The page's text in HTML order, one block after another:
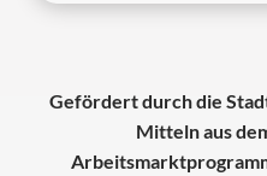
Gefördert durch die
Mitteln aus